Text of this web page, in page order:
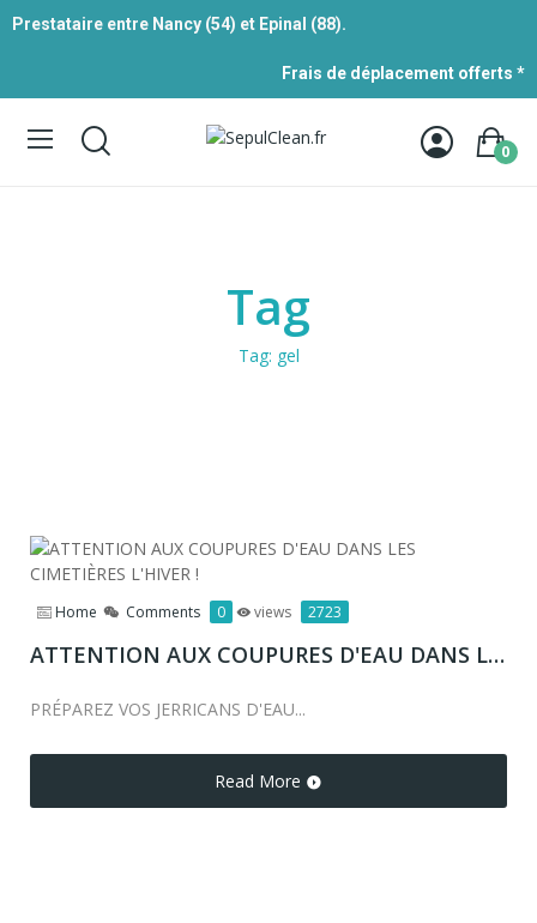
Prestataire entre Nancy (54) et Epinal (88).
Frais de déplacement offerts *
0
Tag
Tag: gel
Home Comments 0 views 2723
ATTENTION AUX COUPURES D'EAU DANS LES CIMETIÈRES L'HIVER !
PRÉPAREZ VOS JERRICANS D'EAU...
Read More